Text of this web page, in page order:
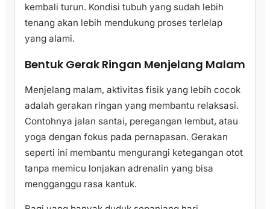
kembali turun. Kondisi tubuh yang sudah lebih
tenang akan lebih mendukung proses terlelap
yang alami.
Bentuk Gerak Ringan Menjelang Malam
Menjelang malam, aktivitas fisik yang lebih cocok
adalah gerakan ringan yang membantu relaksasi.
Contohnya jalan santai, peregangan lembut, atau
yoga dengan fokus pada pernapasan. Gerakan
seperti ini membantu mengurangi ketegangan otot
tanpa memicu lonjakan adrenalin yang bisa
mengganggu rasa kantuk.